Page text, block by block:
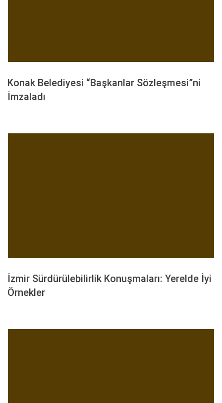
Konak Belediyesi “Başkanlar Sözleşmesi”ni
İmzaladı
İzmir Sürdürülebilirlik Konuşmaları: Yerelde İyi
Örnekler